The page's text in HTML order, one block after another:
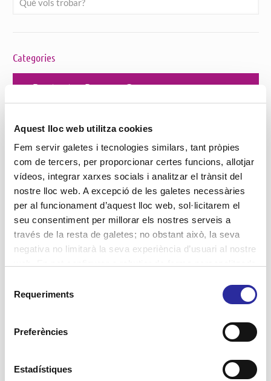
Aquest lloc web utilitza cookies
Fem servir galetes i tecnologies similars, tant pròpies
com de tercers, per proporcionar certes funcions, allotjar
vídeos, integrar xarxes socials i analitzar el trànsit del
nostre lloc web. A excepció de les galetes necessàries
per al funcionament d’aquest lloc web, sol·licitarem el
seu consentiment per millorar els nostres serveis a
través de la resta de galetes; no obstant això, la seva
negativa no limitarà la seva experiència d’usuari al nostre
consultar la nostra
Requeriments
Preferències
Estadístiques
Categories
Bon tracte a Persones Grans
Jornades
Lluita contra la violència de gènere
Projectes
Residències
SAD Servei Assistència Domiciliària
salut
Etiquetes
assistència domiciliària atenció domiciliària
autonomia personal
cuidadores
cuidadorsdignificació sector social
envelliment